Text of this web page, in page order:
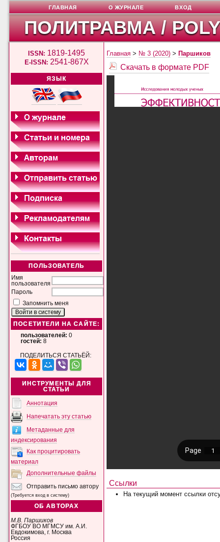
ПОЛИТРАВМА /
ISSN: 1819-1495
E-ISSN: 2541-867X
ЯЗЫК
ПОЛЬЗОВАТЕЛЬ
Имя
пользователя
Пароль
Запомнить меня
ПОСЕТИТЕЛИ НА САЙТЕ:
пользователей: 0
гостей: 8
ПОДЕЛИТЬСЯ СТАТЬЁЙ:
ИНСТРУМЕНТЫ ДЛЯ
СТАТЬИ
Аннотация
Напечатать эту статью
Метаданные для
индексирования
Как процитировать
материал
Дополнительные файлы
Отправить письмо автору
(Требуется вход в систему)
ОБ АВТОРАХ
М.В. Паршиков
ФГБОУ ВО МГМСУ им. А.И.
Евдокимова, г. Москва
Россия
ГЛАВНАЯ О ЖУРНАЛЕ ВХОД
Главная > № 3 (2020) > Паршиков
Скачать в формате PDF
Ссылки
На текущий момент ссылки